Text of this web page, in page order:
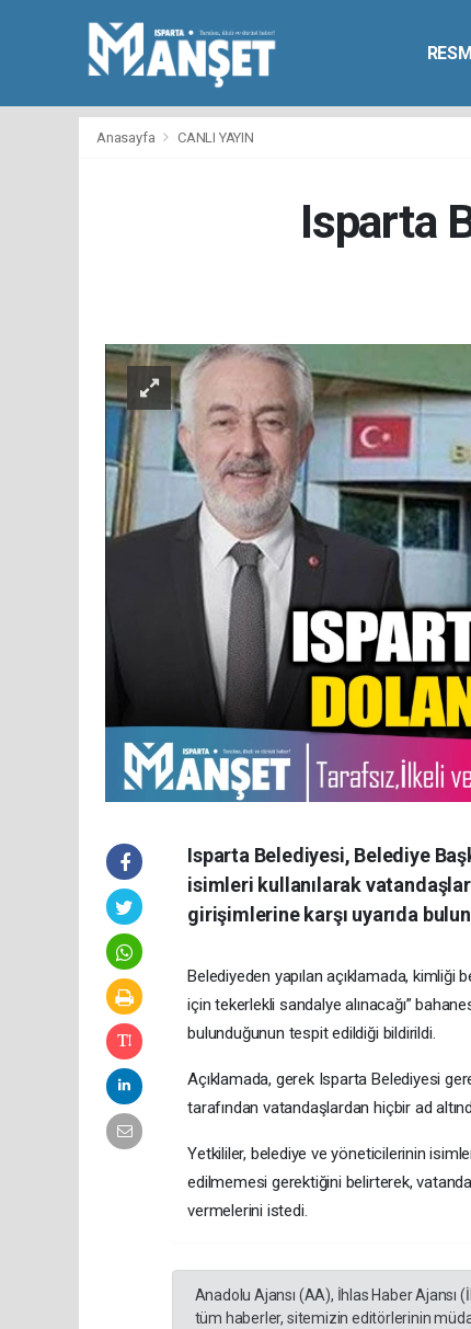
Anasayfa CANLI YAYIN
Isparta
Isparta Belediyesi, Belediye
isimleri kullanılarak
girişimlerine karşı uyarıda
Belediyeden yapılan açıklamada,
için tekerlekli sandalye alınacağı”
bulunduğunun tespit edildiği bildirildi.
Açıklamada, gerek Isparta Belediyesi
tarafından vatandaşlardan hiçbir ad
Yetkililer, belediye ve yöneticilerinin
edilmemesi gerektiğini belirterek,
vermelerini istedi.
Anadolu Ajansı (AA), İhlas Haber Ajansı
tüm haberler, sitemizin editörlerinin